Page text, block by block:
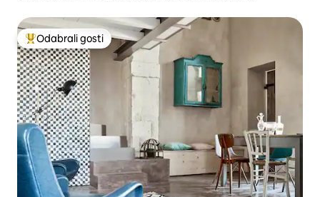
Među najviše rangiranima s oznakom „Odabrali gosti”
Odabrali gosti